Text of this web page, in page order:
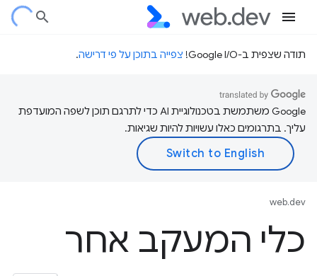
תודה שצפית ב-Google I/O! צפייה בתוכן על פי דרישה.
‫Google משתמשת בטכנולוגיית AI כדי לתרגם תוכן לשפה המועדפת
עליך. בתרגומים כאלו עשויות להיות שגיאות.
web.dev
כלי המעקב אחר